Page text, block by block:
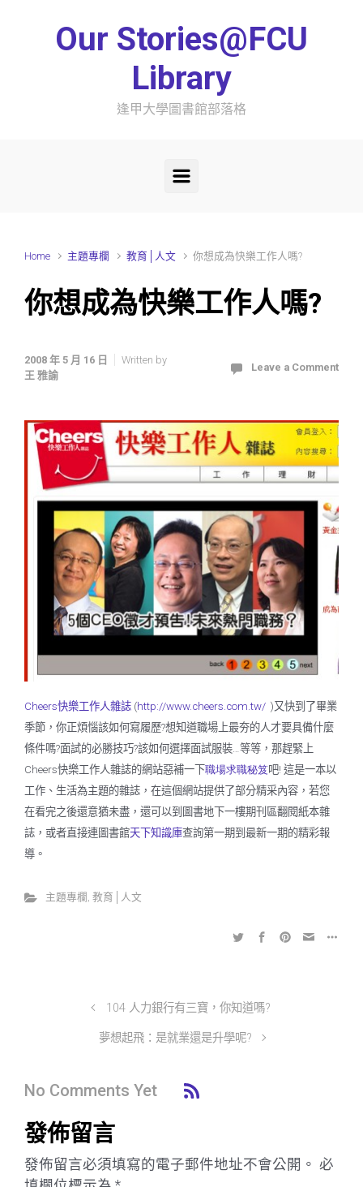
Our Stories@FCU
Library
逢甲大學圖書館部落格
Home 主題專欄 教育│人文 你想成為快樂工作人嗎?
你想成為快樂工作人嗎?
2008 年 5 月 16 日
Written by
王 雅諭
Leave a Comment
Cheers快樂工作人雜誌 (http://www.cheers.com.tw/ )又快到了畢業
季節，你正煩惱該如何寫履歷?想知道職場上最夯的人才要具備什麼
條件嗎?面試的必勝技巧?該如何選擇面試服裝…等等，那趕緊上
Cheers快樂工作人雜誌的網站惡補一下職場求職秘笈吧! 這是一本以
工作、生活為主題的雜誌，在這個網站提供了部分精采內容，若您
在看完之後還意猶未盡，還可以到圖書地下一樓期刊區翻閱紙本雜
誌，或者直接連圖書館天下知識庫查詢第一期到最新一期的精彩報
導。
主題專欄 , 教育│人文
104 人力銀行有三寶，你知道嗎?
夢想起飛：是就業還是升學呢?
No Comments Yet
發佈留言
發佈留言必須填寫的電子郵件地址不會公開。 必